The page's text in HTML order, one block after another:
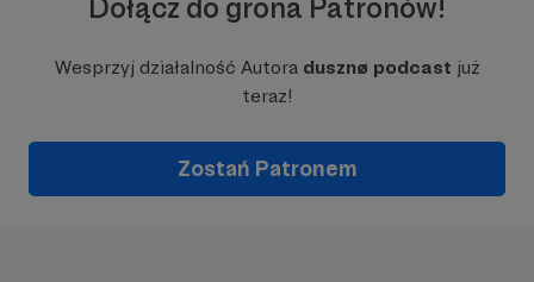
Dołącz do grona Patronów!
Wesprzyj działalność Autora dusznø podcast już
teraz!
Zostań Patronem